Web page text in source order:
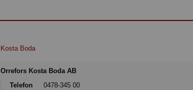
Kosta Boda
Orrefors Kosta Boda AB
Telefon
0478-345 00